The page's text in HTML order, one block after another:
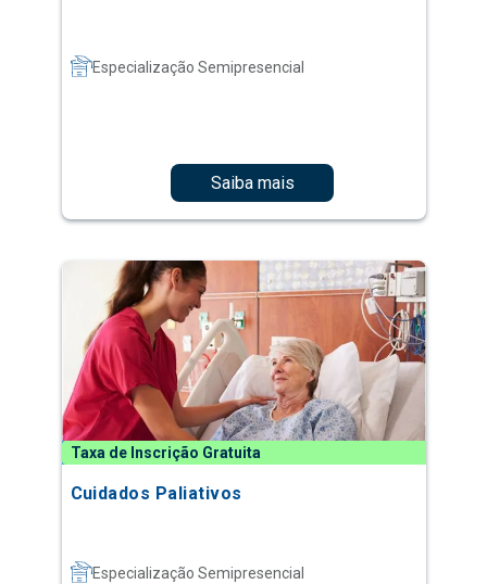
Especialização Semipresencial
Saiba mais
Taxa de Inscrição Gratuita
Cuidados Paliativos
Especialização Semipresencial